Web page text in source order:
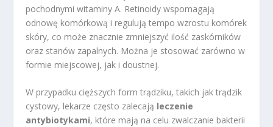
pochodnymi witaminy A. Retinoidy wspomagają
odnowę komórkową i regulują tempo wzrostu komórek
skóry, co może znacznie zmniejszyć ilość zaskórników
oraz stanów zapalnych. Można je stosować zarówno w
formie miejscowej, jak i doustnej.
W przypadku cięższych form trądziku, takich jak trądzik
cystowy, lekarze często zalecają leczenie
antybiotykami, które mają na celu zwalczanie bakterii